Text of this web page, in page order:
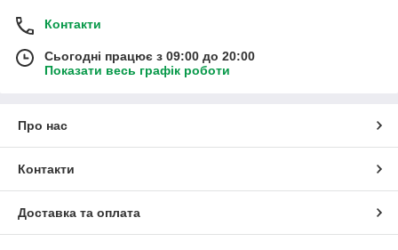
Контакти
Сьогодні працює з 09:00 до 20:00
Показати весь графік роботи
Про нас
Контакти
Доставка та оплата